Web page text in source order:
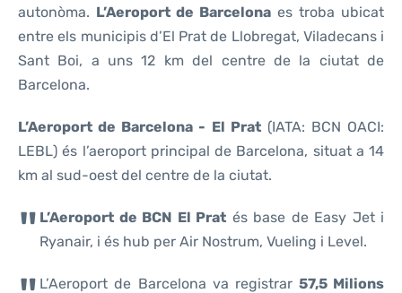
autonòma. L’Aeroport de Barcelona es troba ubicat
entre els municipis d’El Prat de Llobregat, Viladecans i
Sant Boi, a uns 12 km del centre de la ciutat de
Barcelona.
L’Aeroport de Barcelona - El Prat(IATA: BCN OACI:
LEBL) és l’aeroport principal de Barcelona, situat a 14
km al sud-oest del centre de la ciutat.
L’Aeroport de BCN El Prat és base de Easy Jet i
Ryanair, i és hub per Air Nostrum, Vueling i Level.
L’Aeroport de Barcelona va registrar 57,5 Milions